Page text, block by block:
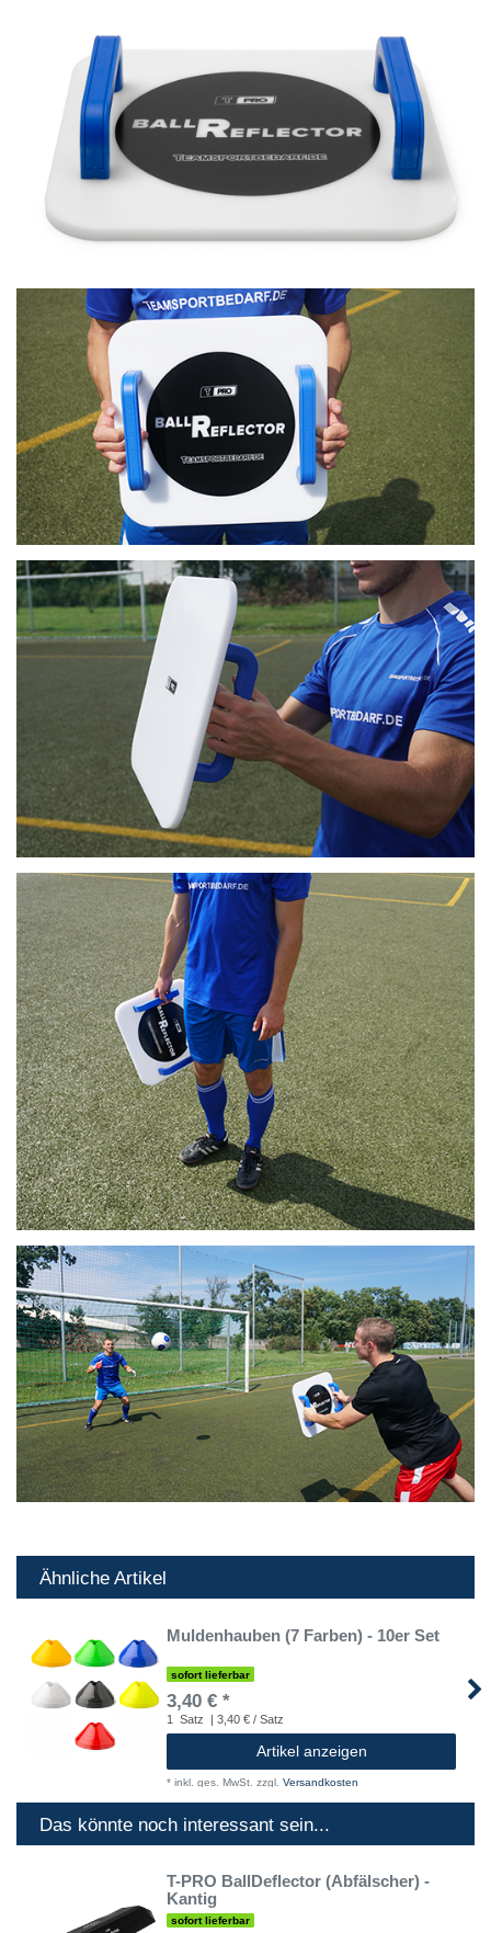
Ähnliche Artikel
Muldenhauben (7 Farben) - 10er Set
sofort lieferbar
3,40 € *
1 Satz | 3,40 € / Satz
Artikel anzeigen
* inkl. ges. MwSt. zzgl. Versandkosten
Das könnte noch interessant sein...
T-PRO BallDeflector (Abfälscher) -
Kantig
sofort lieferbar